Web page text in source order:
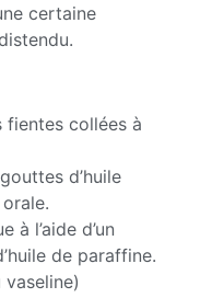
certaine
fientes collées à
d’huile
à l’aide d’un
de paraffine.